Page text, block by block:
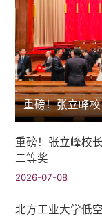
重磅！张立峰校
二等奖
2026-07-08
北方工业大学低